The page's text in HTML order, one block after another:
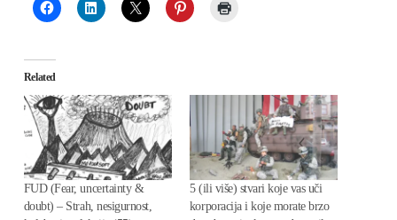
Related
FUD (Fear, uncertainty &
doubt) – Strah, nesigurnost,
5 (ili više) stvari koje vas uči
korporacija i koje morate brzo